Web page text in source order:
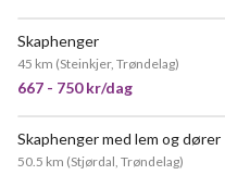
Skaphenger
45 km (Steinkjer, Trøndelag)
667 - 750 kr/dag
Skaphenger med lem og dører
50.5 km (Stjørdal, Trøndelag)